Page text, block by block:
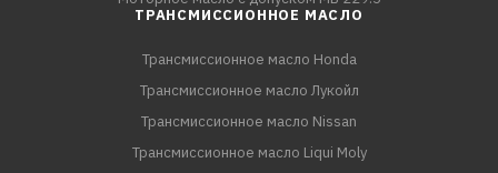
ТРАНСМИССИОННОЕ МАСЛО
Трансмиссионное масло Honda
Трансмиссионное масло Лукойл
Трансмиссионное масло Nissan
Трансмиссионное масло Liqui Moly